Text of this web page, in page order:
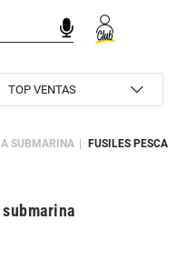
SUBMARINA
FUSILES PESCA